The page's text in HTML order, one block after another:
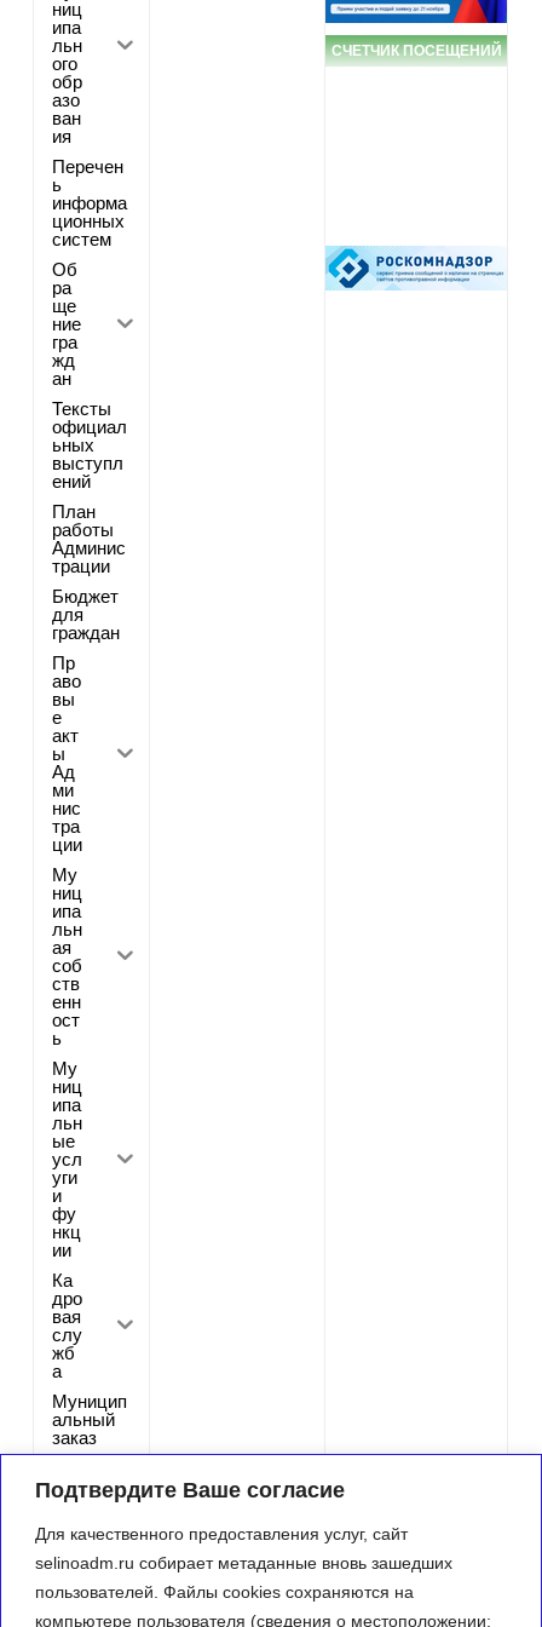
Подтвердите Ваше согласие
Для качественного предоставления услуг, сайт
selinoadm.ru собирает метаданные вновь зашедших
пользователей. Файлы cookies сохраняются на
компьютере пользователя (сведения о местоположении;
ниц
ипа
льн
ого
обр
азо
ван
ия
Перечен
ь
информа
ционных
систем
Об
ра
ще
ние
гра
жд
ан
Тексты
официал
ьных
выступл
ений
План
работы
Админис
трации
Бюджет
для
граждан
Пр
аво
вы
е
акт
ы
Ад
ми
нис
тра
ции
Му
ниц
ипа
льн
ая
соб
ств
енн
ост
ь
Му
ниц
ипа
льн
ые
усл
уги
и
фу
нкц
ии
Ка
дро
вая
слу
жб
а
Муницип
альный
заказ
мые
программ
Информа
ция о
состояни
СЧЕТЧИК ПОСЕЩЕНИЙ